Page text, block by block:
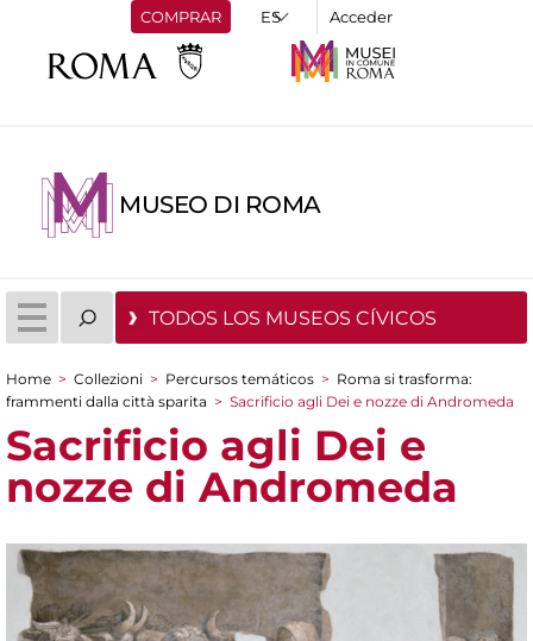
COMPRAR Acceder
MUSEO DI ROMA
TODOS LOS MUSEOS CÍVICOS
You are here
Home > Collezioni > Percursos temáticos > Roma si trasforma:
frammenti dalla città sparita > Sacrificio agli Dei e nozze di Andromeda
Sacrificio agli Dei e
nozze di Andromeda